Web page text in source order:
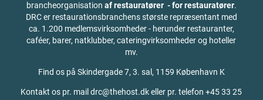
brancheorganisation af restauratører - for restauratører.
DRC er restaurationsbranchens største repræsentant med
ca. 1.200 medlemsvirksomheder - herunder restauranter,
caféer, barer, natklubber, cateringvirksomheder og hoteller
mv.
Find os på Skindergade 7, 3. sal, 1159 København K
Kontakt os pr. mail drc@thehost.dk eller pr. telefon +45 33 25